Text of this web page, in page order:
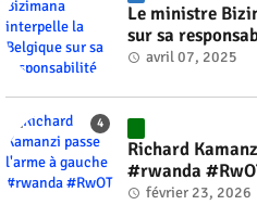
Le ministre
sur sa
génocide
avril 07, 2025
Richard
#rwanda
février 23, 2026